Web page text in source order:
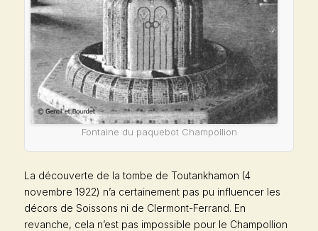
Fontaine du paquebot Champollion
La découverte de la tombe de Toutankhamon (4
novembre 1922) n’a certainement pas pu influencer les
décors de Soissons ni de Clermont-Ferrand. En
revanche, cela n’est pas impossible pour le Champollion